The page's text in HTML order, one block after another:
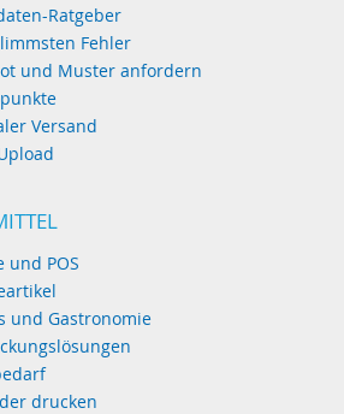
Ratgeber
Fehler
und Muster anfordern
Versand
und POS
und Gastronomie
drucken